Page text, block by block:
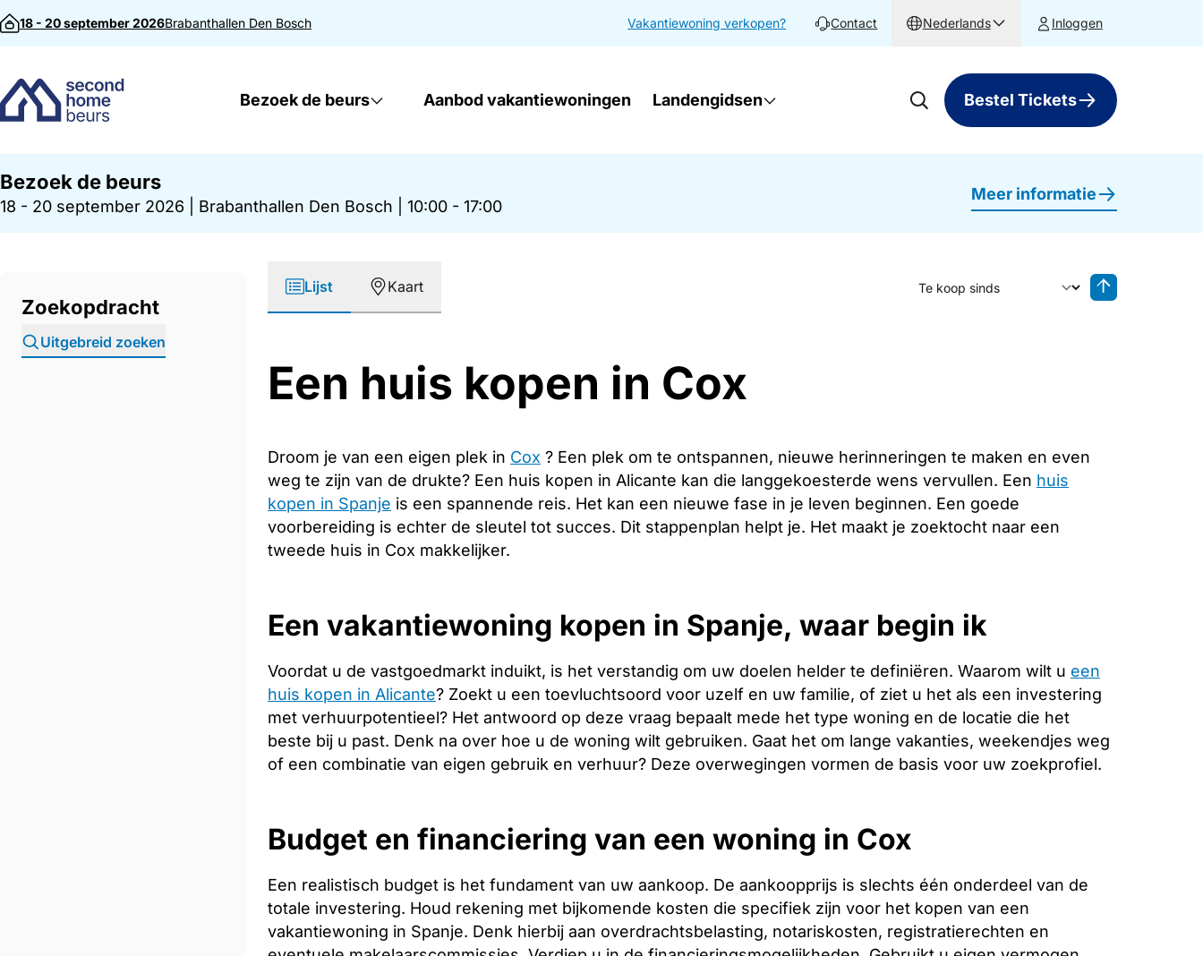
Direct naar inhoud
18 - 20 september 2026Brabanthallen Den Bosch Vakantiewoning verkopen? Contact Nederlands Inloggen
Bezoek de beurs Aanbod vakantiewoningen Landengidsen Bestel Tickets
Bezoek de beurs
18 - 20 september 2026 Brabanthallen Den Bosch 10:00 - 17:00
Meer informatie
Zoekopdracht
Uitgebreid zoeken
Lijst Kaart
Sorteer op
Een huis kopen in Cox
Droom je van een eigen plek in Cox ? Een plek om te ontspannen, nieuwe herinneringen te maken en even
weg te zijn van de drukte? Een huis kopen in Alicante kan die langgekoesterde wens vervullen. Een huis
kopen in Spanje is een spannende reis. Het kan een nieuwe fase in je leven beginnen. Een goede
voorbereiding is echter de sleutel tot succes. Dit stappenplan helpt je. Het maakt je zoektocht naar een
tweede huis in Cox makkelijker.
Een vakantiewoning kopen in Spanje, waar begin ik
Voordat u de vastgoedmarkt induikt, is het verstandig om uw doelen helder te definiëren. Waarom wilt u een
huis kopen in Alicante? Zoekt u een toevluchtsoord voor uzelf en uw familie, of ziet u het als een investering
met verhuurpotentieel? Het antwoord op deze vraag bepaalt mede het type woning en de locatie die het
beste bij u past. Denk na over hoe u de woning wilt gebruiken. Gaat het om lange vakanties, weekendjes weg
of een combinatie van eigen gebruik en verhuur? Deze overwegingen vormen de basis voor uw zoekprofiel.
Budget en financiering van een woning in Cox
Een realistisch budget is het fundament van uw aankoop. De aankoopprijs is slechts één onderdeel van de
totale investering. Houd rekening met bijkomende kosten die specifiek zijn voor het kopen van een
vakantiewoning in Spanje. Denk hierbij aan overdrachtsbelasting, notariskosten, registratierechten en